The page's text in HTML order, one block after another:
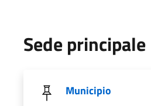
Sede principale
Municipio